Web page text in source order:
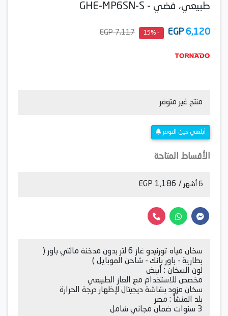
طبيعي، فضي - GHE-MP6SN-S
6,120
EGP
- 15%
7,117 EGP
منتج غير متوفر
أبلغني حين التوفر
الأقساط المتاحة
6 أشهر / 1,186 EGP
سخان مياه تورنيدو غاز 6 لتر بدون مدخنة مالتي باور (
بطارية - باور بانك - شاحن الموبايل )
لون السخان : أبيض
مخصص للاستخدام مع الغاز الطبيعي
سخان مزود بشاشة ديجيتال لإظهار درجة الحرارة
بلد المنشأ : مصر
3 سنوات ضمان مجاني شامل